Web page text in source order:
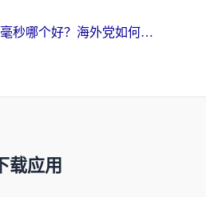
雷神手游和六毫秒哪个好？海外党如何真正解锁国内资源
下载应用